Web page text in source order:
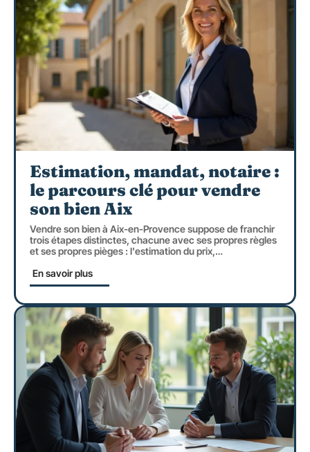
Estimation, mandat, notaire :
le parcours clé pour vendre
son bien Aix
Vendre son bien à Aix-en-Provence suppose de franchir
trois étapes distinctes, chacune avec ses propres règles
et ses propres pièges : l'estimation du prix,…
En savoir plus